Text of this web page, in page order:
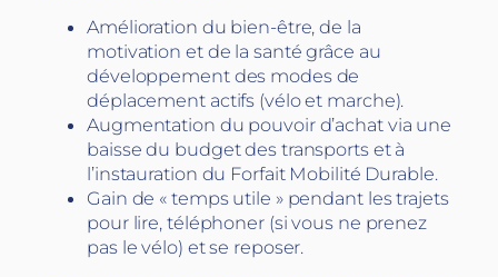
Amélioration du bien-être, de la
motivation et de la santé grâce au
développement des modes de
déplacement actifs (vélo et marche).
Augmentation du pouvoir d’achat via une
baisse du budget des transports et à
l’instauration du Forfait Mobilité Durable.
Gain de « temps utile » pendant les trajets
pour lire, téléphoner (si vous ne prenez
pas le vélo) et se reposer.